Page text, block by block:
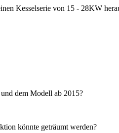
Kesselserie von 15 - 28KW
dem Modell ab 2015?
könnte geträumt werden?